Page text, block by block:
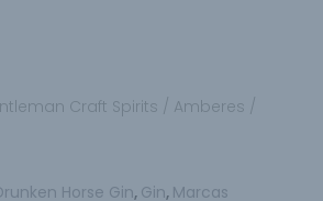
Craft Spirits / Amberes /
Horse Gin, Gin, Marcas